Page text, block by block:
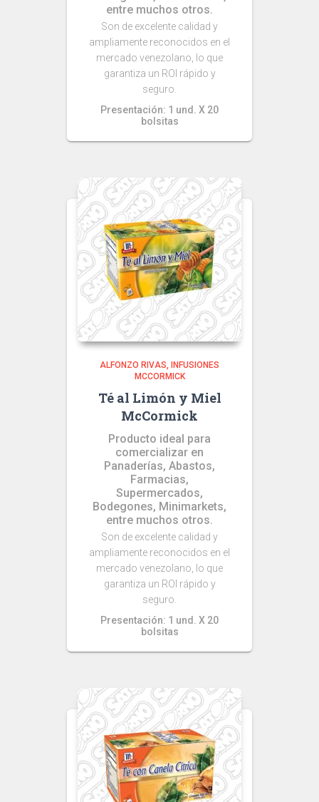
entre muchos otros.
Son de excelente calidad y
ampliamente reconocidos en el
mercado venezolano, lo que
garantiza un ROI rápido y
seguro.
Presentación: 1 und. X 20
bolsitas
ALFONZO RIVAS
INFUSIONES
MCCORMICK
Té al Limón y Miel
McCormick
Producto ideal para
comercializar en
Panaderías, Abastos,
Farmacias,
Supermercados,
Bodegones, Minimarkets,
entre muchos otros.
Son de excelente calidad y
ampliamente reconocidos en el
mercado venezolano, lo que
garantiza un ROI rápido y
seguro.
Presentación: 1 und. X 20
bolsitas